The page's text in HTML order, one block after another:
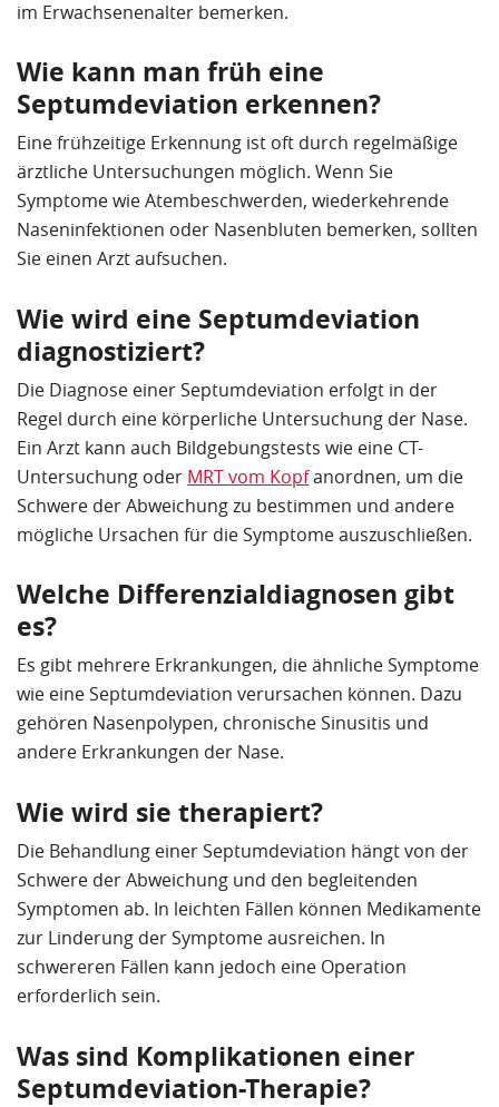
im Erwachsenenalter bemerken.
Wie kann man früh eine
Septumdeviation erkennen?
Eine frühzeitige Erkennung ist oft durch regelmäßige
ärztliche Untersuchungen möglich. Wenn Sie
Symptome wie Atembeschwerden, wiederkehrende
Naseninfektionen oder Nasenbluten bemerken, sollten
Sie einen Arzt aufsuchen.
Wie wird eine Septumdeviation
diagnostiziert?
Die Diagnose einer Septumdeviation erfolgt in der
Regel durch eine körperliche Untersuchung der Nase.
Ein Arzt kann auch Bildgebungstests wie eine CT-
Untersuchung oder MRT vom Kopfanordnen, um die
Schwere der Abweichung zu bestimmen und andere
mögliche Ursachen für die Symptome auszuschließen.
Welche Differenzialdiagnosen gibt
es?
Es gibt mehrere Erkrankungen, die ähnliche Symptome
wie eine Septumdeviation verursachen können. Dazu
gehören Nasenpolypen, chronische Sinusitis und
andere Erkrankungen der Nase.
Wie wird sie therapiert?
Die Behandlung einer Septumdeviation hängt von der
Schwere der Abweichung und den begleitenden
Symptomen ab. In leichten Fällen können Medikamente
zur Linderung der Symptome ausreichen. In
schwereren Fällen kann jedoch eine Operation
erforderlich sein.
Was sind Komplikationen einer
Septumdeviation-Therapie?